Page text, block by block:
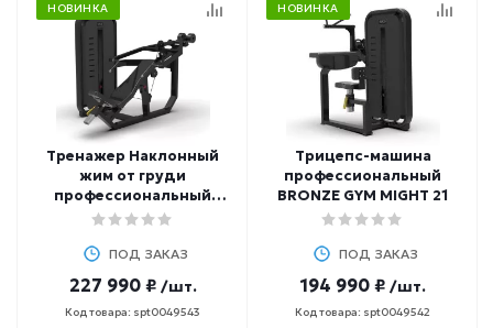
НОВИНКА
Тренажер Наклонный
жим от груди
профессиональный
BRONZE GYM MIGHT 11
ПОД ЗАКАЗ
227 990 ₽ /шт.
Код товара: spt0049543
НОВИНКА
Трицепс-машина
профессиональный
BRONZE GYM MIGHT 21
ПОД ЗАКАЗ
194 990 ₽ /шт.
Код товара: spt0049542